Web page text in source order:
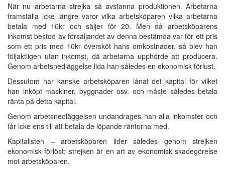
När nu arbetarna strejka så avstanna produktionen. Arbetarna
framställa icke längre varor vilka arbetsköparen vilka arbetarna
betala med 10kr och säljer för 20. Men då arbetsköparens
inkomst bestod av försäljandet av denna bestämda var för ett pris
som ett pris med 10kr översköt hans omkostnader, så blev han
följaktligen utan inkomst, då arbetarna upphörde att producera.
Genom arbetsnedläggelse lida han således en ekonomisk förlust.
Dessutom har kanske arbetsköparen lånat det kapital för vilket
han inköpt maskiner, byggnader osv. och måste således betala
ränta på detta kapital.
Genom arbetsnedläggelsen undandrages han alla inkomster och
får icke ens till att betala de löpande räntorna med.
Kapitalisten – arbetsköparen lider således genom strejken
ekonomisk förlöst; strejken är en art av ekonomisk skadegörelse
mot arbetsköparen.